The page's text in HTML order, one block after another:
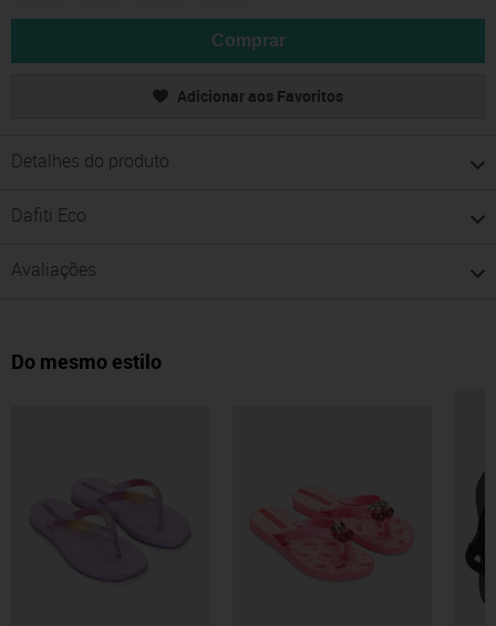
Comprar
Adicionar aos Favoritos
Detalhes do produto
Dafiti Eco
Avaliações
Do mesmo estilo